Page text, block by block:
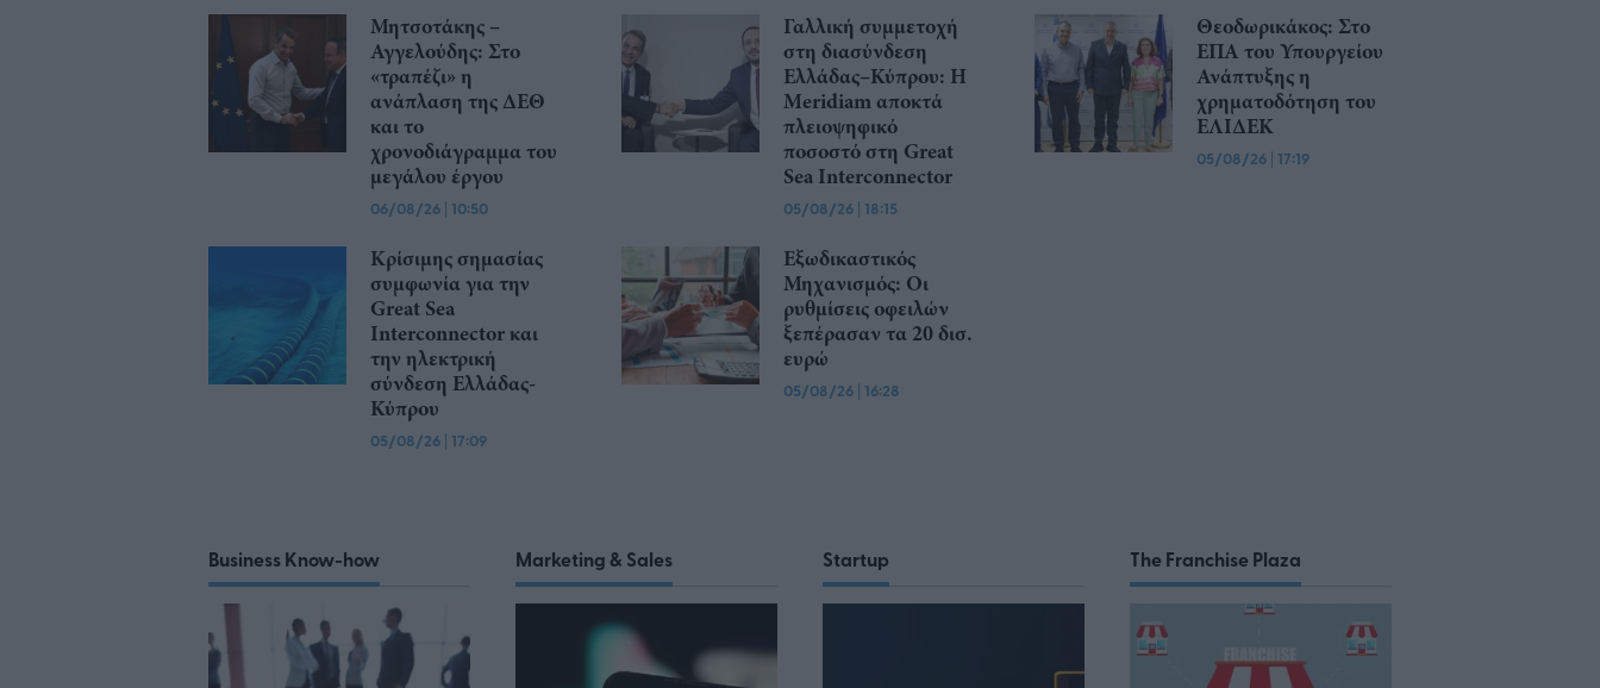
Μητσοτάκης –
Αγγελούδης: Στο
«τραπέζι» η
ανάπλαση της ΔΕΘ
και το
χρονοδιάγραμμα του
μεγάλου έργου
06/08/26 | 10:50
Γαλλική συμμετοχή
στη διασύνδεση
Ελλάδας–Κύπρου: Η
Meridiam αποκτά
πλειοψηφικό
ποσοστό στη Great
Sea Interconnector
05/08/26 | 18:15
Θεοδωρικάκος: Στο
ΕΠΑ του Υπουργείου
Ανάπτυξης η
χρηματοδότηση του
ΕΛΙΔΕΚ
05/08/26 | 17:19
Κρίσιμης σημασίας
συμφωνία για την
Great Sea
Interconnector και
την ηλεκτρική
σύνδεση Ελλάδας-
Κύπρου
05/08/26 | 17:09
Εξωδικαστικός
Μηχανισμός: Οι
ρυθμίσεις οφειλών
ξεπέρασαν τα 20 δισ.
ευρώ
05/08/26 | 16:28
Business Know-how Marketing & Sales Startup The Franchise Plaza